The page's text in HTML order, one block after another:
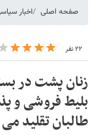
صفحه اصلی اخبار
۲۲ نفر
زنان پشت در
بلیط فروشی و
طالبان تقلید